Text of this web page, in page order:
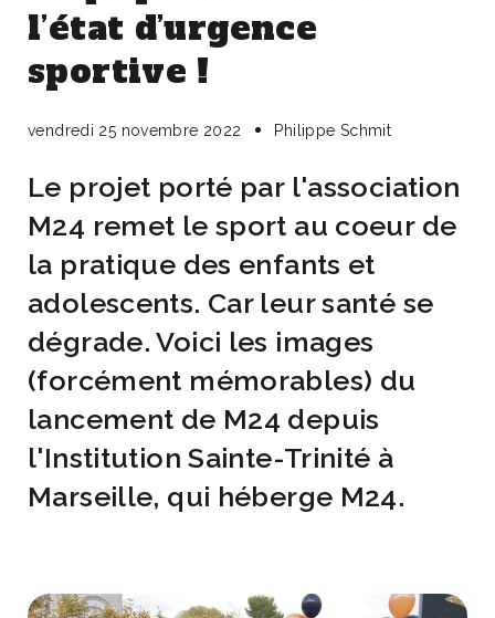
l’état d’urgence
sportive !
vendredi 25 novembre 2022 Philippe Schmit
Le projet porté par l'association
M24 remet le sport au coeur de
la pratique des enfants et
adolescents. Car leur santé se
dégrade. Voici les images
(forcément mémorables) du
lancement de M24 depuis
l'Institution Sainte-Trinité à
Marseille, qui héberge M24.